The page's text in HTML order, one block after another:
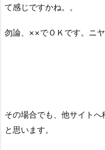
て感じですかね。。
勿論、××でＯＫです。ニヤ
その場合でも、他サイト
と思います。